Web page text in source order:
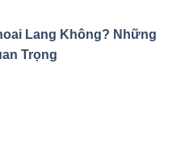
Lang Không? Những
Trọng